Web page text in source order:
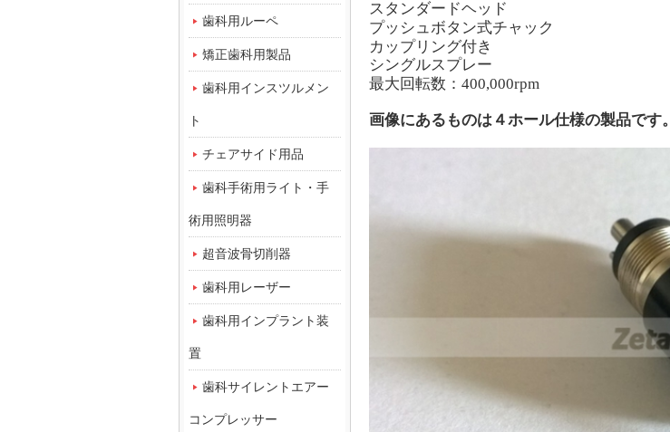
スタンダードヘッド
プッシュボタン式チャック
カップリング付き
シングルスプレー
最大回転数：400,000rpm
画像にあるものは４ホール仕様の製品です。
歯科用ルーペ
矯正歯科用製品
歯科用インスツルメン
ト
チェアサイド用品
歯科手術用ライト・手
術用照明器
超音波骨切削器
歯科用レーザー
歯科用インプラント装
置
歯科サイレントエアー
コンプレッサー